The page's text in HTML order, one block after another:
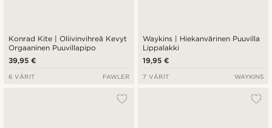
Konrad Kite | Oliivinvihreä Kevyt
Orgaaninen Puuvillapipo
39,95 €
6 VÄRIT FAWLER
Waykins | Hiekanvärinen Puuvilla
Lippalakki
19,95 €
7 VÄRIT WAYKINS